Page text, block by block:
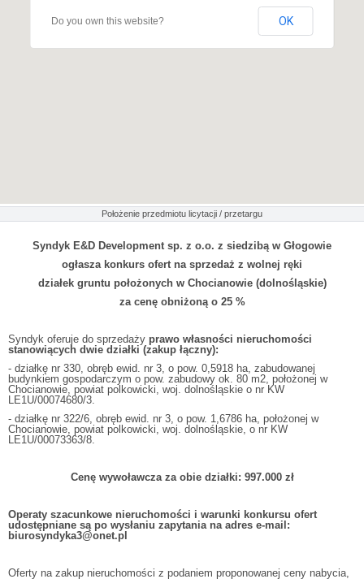
Do you own this website? OK
Położenie przedmiotu licytacji / przetargu
Syndyk E&D Development sp. z o.o. z siedzibą w Głogowie
ogłasza konkurs ofert na sprzedaż z wolnej ręki
działek gruntu położonych w Chocianowie (dolnośląskie)
za cenę obniżoną o 25 %
Syndyk oferuje do sprzedaży prawo własności nieruchomości
stanowiących dwie działki (zakup łączny):
- działkę nr 330, obręb ewid. nr 3, o pow. 0,5918 ha, zabudowanej
budynkiem gospodarczym o pow. zabudowy ok. 80 m2, położonej w
Chocianowie, powiat polkowicki, woj. dolnośląskie o nr KW
LE1U/00074680/3.
- działkę nr 322/6, obręb ewid. nr 3, o pow. 1,6786 ha, położonej w
Chocianowie, powiat polkowicki, woj. dolnośląskie, o nr KW
LE1U/00073363/8.
Cenę wywoławcza za obie działki: 997.000 zł
Operaty szacunkowe nieruchomości i warunki konkursu ofert
udostępniane są po wysłaniu zapytania na adres e-mail:
biurosyndyka3@onet.pl
Oferty na zakup nieruchomości z podaniem proponowanej ceny nabycia,